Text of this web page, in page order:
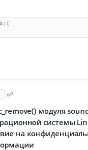
модуля
системы
на